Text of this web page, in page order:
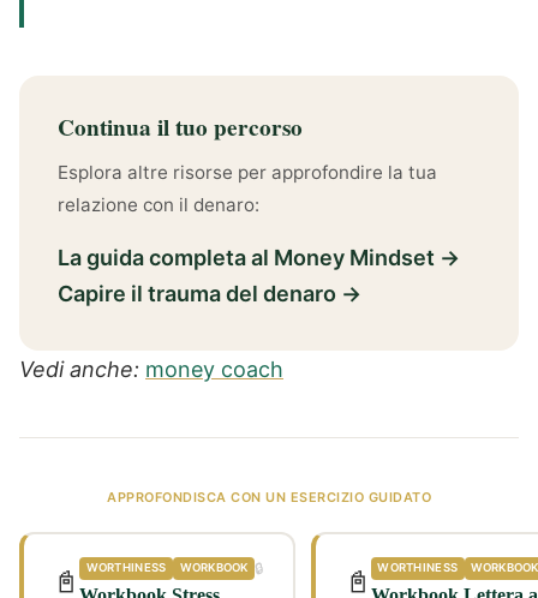
Continua il tuo percorso
Esplora altre risorse per approfondire la tua
relazione con il denaro:
La guida completa al Money Mindset →
Capire il trauma del denaro →
Vedi anche: money coach
APPROFONDISCA CON UN ESERCIZIO GUIDATO
📓 WORTHINESS WORKBOOK 🔒 📓 WORTHINESS